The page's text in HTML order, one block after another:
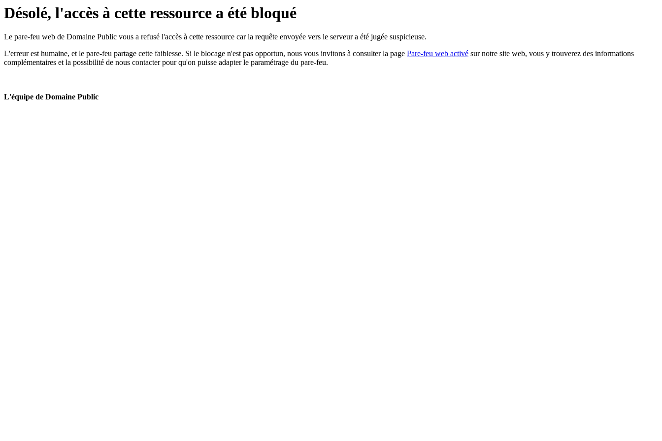
Désolé, l'accès à cette ressource a été bloqué
Le pare-feu web de Domaine Public vous a refusé l'accès à cette ressource car la requête envoyée vers le serveur a été jugée suspicieuse.
L'erreur est humaine, et le pare-feu partage cette faiblesse. Si le blocage n'est pas opportun, nous vous invitons à consulter la page Pare-feu web activé sur notre site web, vous y trouverez des informations
complémentaires et la possibilité de nous contacter pour qu'on puisse adapter le paramétrage du pare-feu.
L'équipe de Domaine Public